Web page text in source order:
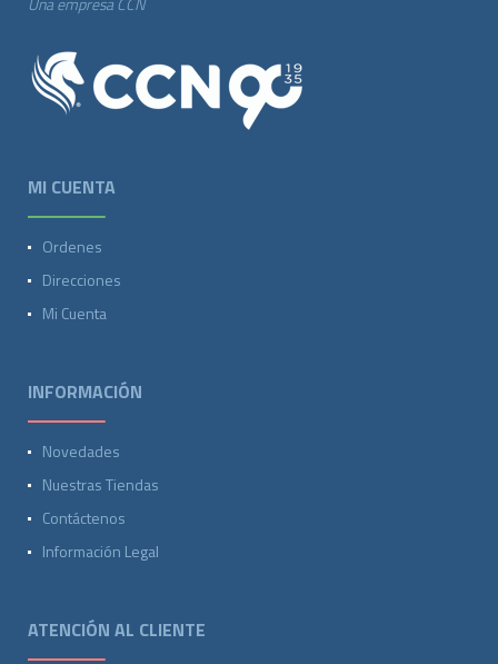
MI CUENTA
Ordenes
Direcciones
Mi Cuenta
INFORMACIÓN
Novedades
Nuestras Tiendas
Contáctenos
Información Legal
ATENCIÓN AL CLIENTE